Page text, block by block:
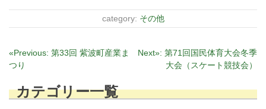
category: その他
投
稿
ナ
ビ
«Previous: 第33回 紫波町産業ま
つり
Next»: 第71回国民体育大会冬季
大会（スケート競技会）
カテゴリー一覧